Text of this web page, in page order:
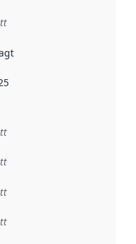
når dataa i dette